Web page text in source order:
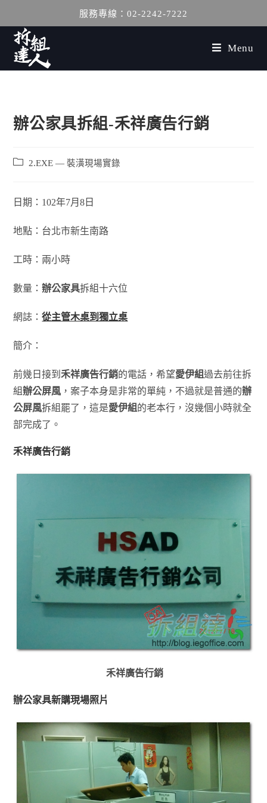
服務專線：02-2242-7222
Menu
辦公家具拆組-禾祥廣告行銷
2.EXE — 裝潢現場實錄
日期：102年7月8日
地點：台北市新生南路
工時：兩小時
數量：辦公家具拆組十六位
網誌：從主管木桌到獨立桌
簡介：
前幾日接到禾祥廣告行銷的電話，希望愛伊組過去前往拆
組辦公屏風 ，案子本身是非常的單純，不過就是普通的辦
公屏風拆組罷了，這是愛伊組 的老本行，沒幾個小時就全
部完成了。
禾祥廣告行銷
禾祥廣告行銷
辦公家具新購現場照片